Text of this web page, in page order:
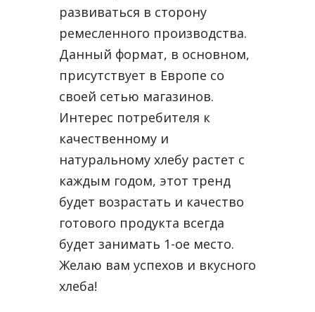
развиваться в сторону
ремесленного производства.
Данный формат, в основном,
присутствует в Европе со
своей сетью магазинов.
Интерес потребителя к
качественному и
натуральному хлебу растет с
каждым годом, этот тренд
будет возрастать и качество
готового продукта всегда
будет занимать 1-ое место.
Желаю вам успехов и вкусного
хлеба!